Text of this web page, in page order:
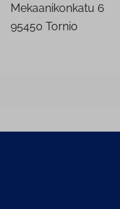
Mekaanikonkatu 6
95450 Tornio